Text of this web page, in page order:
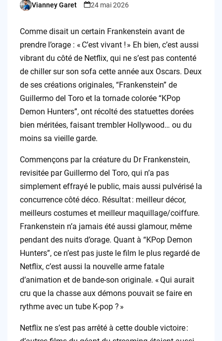
Posted
Vianney Garet 24 mai 2026
Comme disait un certain Frankenstein avant de
prendre l’orage : « C’est vivant ! » Eh bien, c’est aussi
vibrant du côté de Netflix, qui ne s’est pas contenté
de chiller sur son sofa cette année aux Oscars. Deux
de ses créations originales, “Frankenstein” de
Guillermo del Toro et la tornade colorée “KPop
Demon Hunters”, ont récolté des statuettes dorées
bien méritées, faisant trembler Hollywood… ou du
moins sa vieille garde.
Commençons par la créature du Dr Frankenstein,
revisitée par Guillermo del Toro, qui n’a pas
simplement effrayé le public, mais aussi pulvérisé la
concurrence côté déco. Résultat : meilleur décor,
meilleurs costumes et meilleur maquillage/coiffure.
Frankenstein n’a jamais été aussi glamour, même
pendant des nuits d’orage. Quant à “KPop Demon
Hunters”, ce n’est pas juste le film le plus regardé de
Netflix, c’est aussi la nouvelle arme fatale
d’animation et de bande-son originale. « Qui aurait
cru que la chasse aux démons pouvait se faire en
rythme avec un tube K-pop ? »
Netflix ne s’est pas arrêté à cette double victoire :